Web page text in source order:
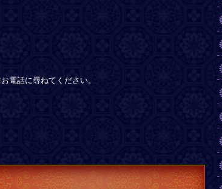
電話に尋ねてください。